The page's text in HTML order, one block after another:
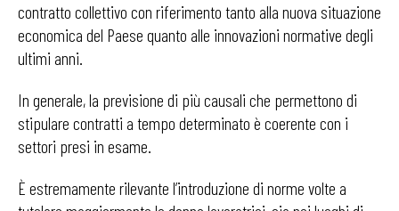
contratto collettivo con riferimento tanto alla nuova situazione
economica del Paese quanto alle innovazioni normative degli
ultimi anni.
In generale, la previsione di più causali che permettono di
stipulare contratti a tempo determinato è coerente con i
settori presi in esame.
È estremamente rilevante l’introduzione di norme volte a